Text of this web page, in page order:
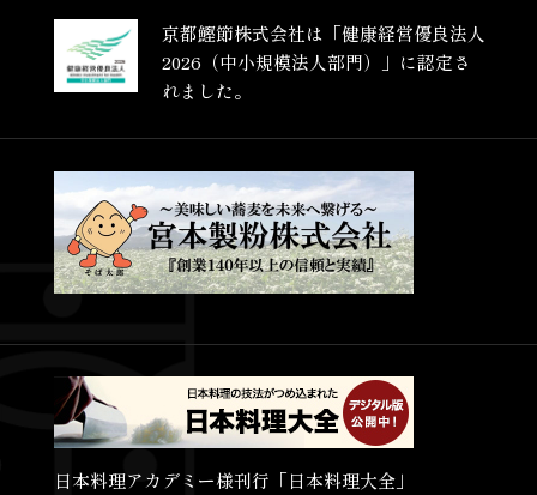
京都鰹節株式会社は 「健康経営優良法人
2026 （中小規模法人部門）」に認定さ
れました。
日本料理アカデミー様刊行「日本料理大全」